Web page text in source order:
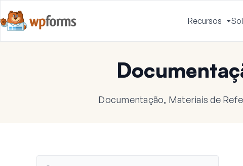
Recursos
Documentação, Materiais de